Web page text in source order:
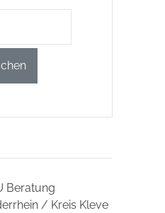
Beratung
/ Kreis Kleve